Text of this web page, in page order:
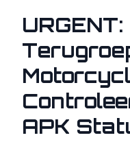
URGENT:
APK